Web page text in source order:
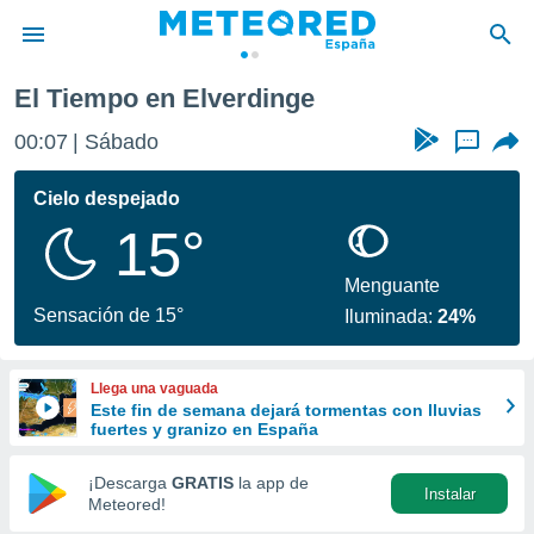
de
por
se
calidad.
a este
las
y
forma
digital
basada
El Tiempo en Elverdinge
00:07 Sábado ...
Cielo despejado
15°
Sensación de 15°
Menguante
Iluminada:24%
Llega una vaguada
Este fin de semana dejará tormentas con lluvias
fuertes y granizo en España
¡Descarga GRATIS la app de
Meteored!
Instalar